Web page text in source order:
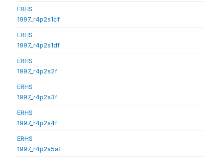
ERHS
1997_r4p2s1cf
ERHS
1997_r4p2s1df
ERHS
1997_r4p2s2f
ERHS
1997_r4p2s3f
ERHS
1997_r4p2s4f
ERHS
1997_r4p2s5af